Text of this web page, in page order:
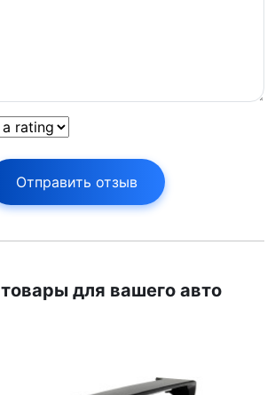
Отправить отзыв
товары для вашего авто